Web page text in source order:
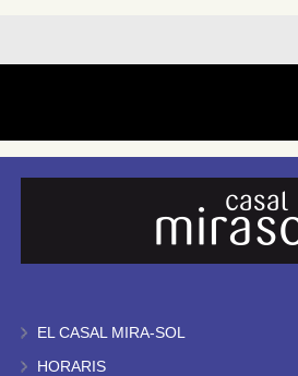
EL CASAL MIRA-SOL
HORARIS